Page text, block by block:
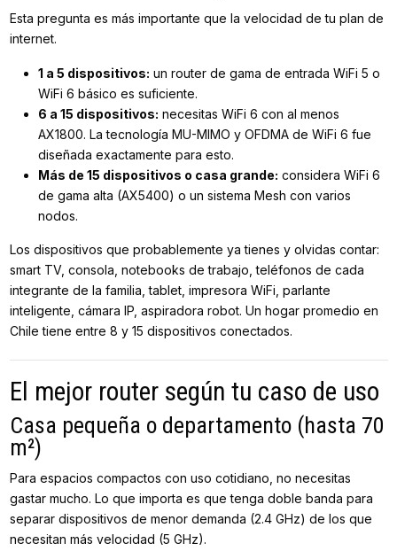
Esta pregunta es más importante que la velocidad de tu plan de
internet.
1 a 5 dispositivos: un router de gama de entrada WiFi 5 o
WiFi 6 básico es suficiente.
6 a 15 dispositivos: necesitas WiFi 6 con al menos
AX1800. La tecnología MU-MIMO y OFDMA de WiFi 6 fue
diseñada exactamente para esto.
Más de 15 dispositivos o casa grande: considera WiFi 6
de gama alta (AX5400) o un sistema Mesh con varios
nodos.
Los dispositivos que probablemente ya tienes y olvidas contar:
smart TV, consola, notebooks de trabajo, teléfonos de cada
integrante de la familia, tablet, impresora WiFi, parlante
inteligente, cámara IP, aspiradora robot. Un hogar promedio en
Chile tiene entre 8 y 15 dispositivos conectados.
El mejor router según tu caso de uso
Casa pequeña o departamento (hasta 70
m²)
Para espacios compactos con uso cotidiano, no necesitas
gastar mucho. Lo que importa es que tenga doble banda para
separar dispositivos de menor demanda (2.4 GHz) de los que
necesitan más velocidad (5 GHz).